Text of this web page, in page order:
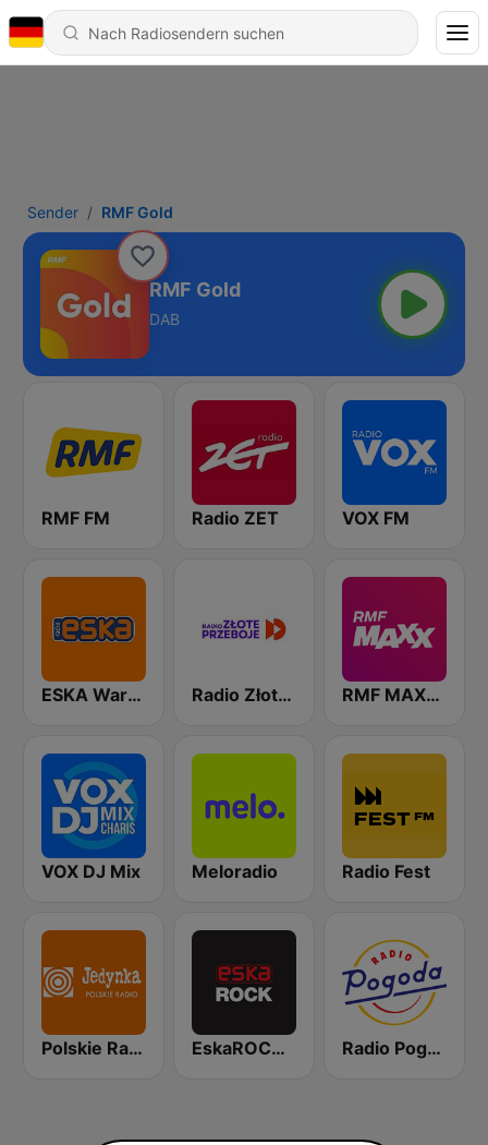
Sender RMF Gold
RMF Gold
DAB
RMF FM Radio ZET VOX FM
ESKA Warszawa Radio Złote Przeboje RMF MAXXX
VOX DJ Mix Meloradio Radio Fest
Polskie Radio Program I (PR1) Jedynka EskaROCK Warszawa Radio Pogoda